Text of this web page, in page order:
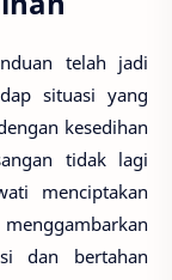
telah jadi
situasi yang
kesedihan
tidak lagi
menciptakan
dan bertahan